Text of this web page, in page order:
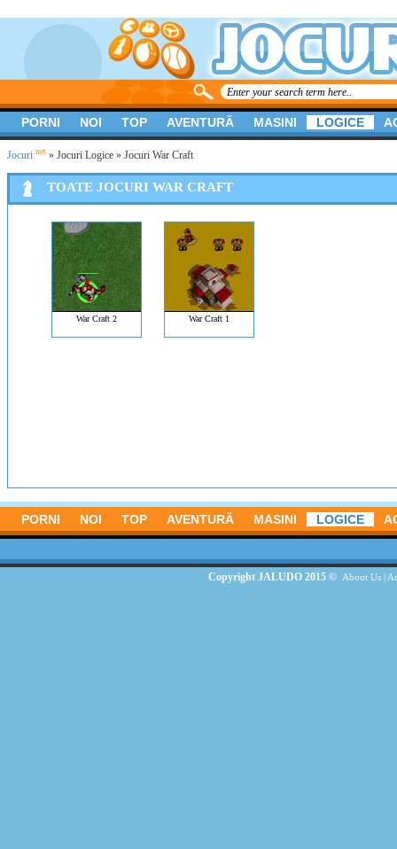
Jocuri .net » Jocuri Logice » Jocuri War Craft
TOATE JOCURI WAR CRAFT
War Craft 2 War Craft 1
PORNI NOI TOP AVENTURĂ MASINI LOGICE
PORNI NOI TOP AVENTURĂ MASINI LOGICE
Copyright JALUDO 2015 © About Us|